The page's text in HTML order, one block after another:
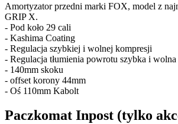
Amortyzator przedni marki FOX, model z
GRIP X.
- Pod koło 29 cali
- Kashima Coating
- Regulacja szybkiej i wolnej kompresji
- Regulacja tłumienia powrotu szybka i wolna
- 140mm skoku
- offset korony 44mm
- Oś 110mm Kabolt
Paczkomat Inpost (tylko